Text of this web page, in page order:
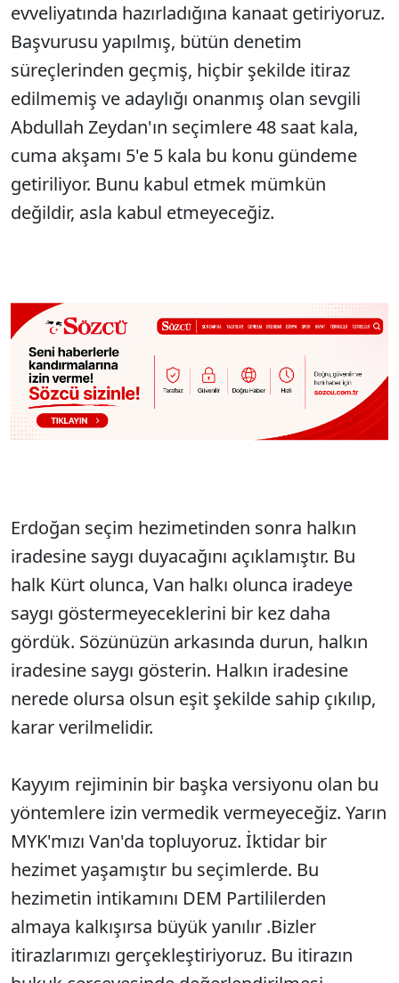
evveliyatında hazırladığına kanaat getiriyoruz.
Başvurusu yapılmış, bütün denetim
süreçlerinden geçmiş, hiçbir şekilde itiraz
edilmemiş ve adaylığı onanmış olan sevgili
Abdullah Zeydan'ın seçimlere 48 saat kala,
cuma akşamı 5'e 5 kala bu konu gündeme
getiriliyor. Bunu kabul etmek mümkün
değildir, asla kabul etmeyeceğiz.
Erdoğan seçim hezimetinden sonra halkın
iradesine saygı duyacağını açıklamıştır. Bu
halk Kürt olunca, Van halkı olunca iradeye
saygı göstermeyeceklerini bir kez daha
gördük. Sözünüzün arkasında durun, halkın
iradesine saygı gösterin. Halkın iradesine
nerede olursa olsun eşit şekilde sahip çıkılıp,
karar verilmelidir.
Kayyım rejiminin bir başka versiyonu olan bu
yöntemlere izin vermedik vermeyeceğiz. Yarın
MYK'mızı Van'da topluyoruz. İktidar bir
hezimet yaşamıştır bu seçimlerde. Bu
hezimetin intikamını DEM Partililerden
almaya kalkışırsa büyük yanılır .Bizler
itirazlarımızı gerçekleştiriyoruz. Bu itirazın